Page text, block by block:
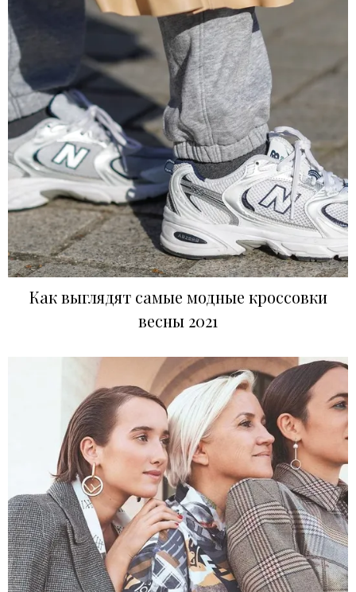
Как выглядят самые модные кроссовки
весны 2021